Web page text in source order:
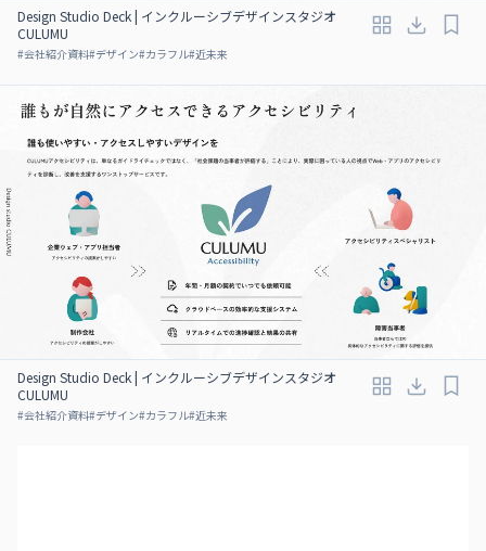
Design Studio Deck | インクルーシブデザインスタジオ
CULUMU
#会社紹介資料#デザイン#カラフル#近未来
Design Studio Deck | インクルーシブデザインスタジオ
CULUMU
#会社紹介資料#デザイン#カラフル#近未来